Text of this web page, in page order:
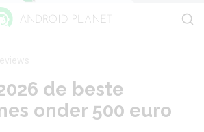
de beste
onder 500 euro